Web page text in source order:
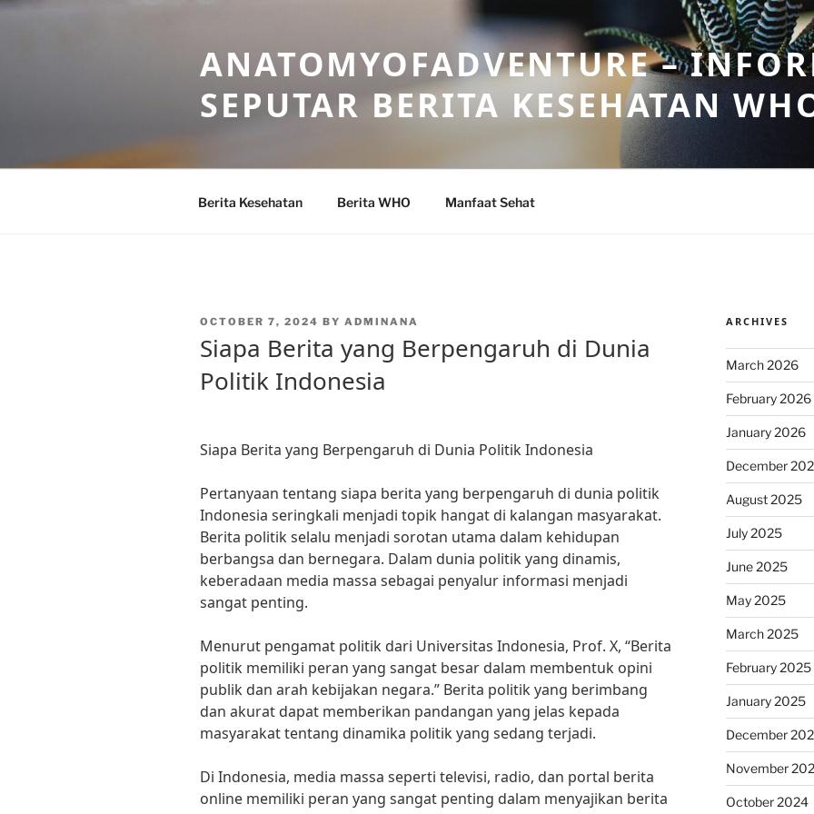
Skip
ANATOMYOFADVENTURE –
SEPUTAR BERITA KESEHATAN
Berita Kesehatan Berita WHO Manfaat Sehat
POSTED
OCTOBER 7, 2024 BY ADMINANA
Siapa Berita yang Berpengaruh di Dunia
Politik Indonesia
Siapa Berita yang Berpengaruh di Dunia Politik Indonesia
Pertanyaan tentang siapa berita yang berpengaruh di dunia politik
Indonesia seringkali menjadi topik hangat di kalangan masyarakat.
Berita politik selalu menjadi sorotan utama dalam kehidupan
berbangsa dan bernegara. Dalam dunia politik yang dinamis,
keberadaan media massa sebagai penyalur informasi menjadi
sangat penting.
Menurut pengamat politik dari Universitas Indonesia, Prof. X, “Berita
politik memiliki peran yang sangat besar dalam membentuk opini
publik dan arah kebijakan negara.” Berita politik yang berimbang
dan akurat dapat memberikan pandangan yang jelas kepada
masyarakat tentang dinamika politik yang sedang terjadi.
Di Indonesia, media massa seperti televisi, radio, dan portal berita
online memiliki peran yang sangat penting dalam menyajikan berita
ARCHIVES
March 2026
February 2026
January 2026
December
August 2025
July 2025
June 2025
May 2025
March 2025
February 2025
January 2025
December
November
October 2024